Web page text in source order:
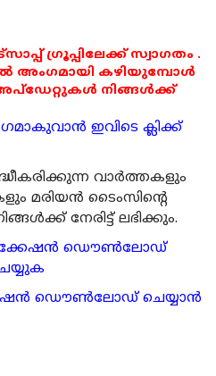
ഗ്രൂപ്പിലേക്ക് സ്വാഗതം .
അംഗമായി കഴിയുമ്പോൾ
നിങ്ങൾക്ക്
ഇവിടെ ക്ലിക്ക്
വാര്‍ത്തകളും
മരിയന്‍ ടൈംസിന്റെ
നേരിട്ട് ലഭിക്കും.
ഡൌണ്‍ലോഡ്
ഡൌണ്‍ലോഡ് ചെയ്യാന്‍